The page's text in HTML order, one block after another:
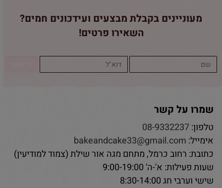
מעוניינים בקבלת מבצעים ועידכונים חמים?
השאירו פרטים!
שמרו על קשר
טלפון:08-9332237
אימייל: bakeandcake33@gmail.com
כתובת: רחוב כרמל, מתחם מגה אור שילת (צמוד למודיעין)
שעות פעילות: א'-ה' 9:00-19:00
שישי וערבי חג 8:30-14:00